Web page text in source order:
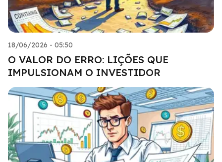
18/06/2026 - 05:50
O VALOR DO ERRO: LIÇÕES QUE
IMPULSIONAM O INVESTIDOR